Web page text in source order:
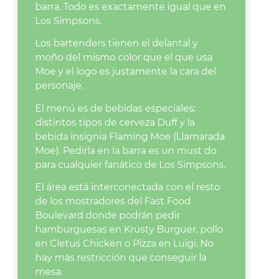
barra. Todo es exactamente igual que en
Los Simpsons.
Los bartenders tienen el delantal y
moño del mismo color que el que usa
Moe y el logo es justamente la cara del
personaje.
El menú es de bebidas especiales:
distintos tipos de cerveza Duff y la
bebida insignia Flaming Moe (Llamarada
Moe). Pedirla en la barra es un must do
para cualquier fanático de Los Simpsons.
El área está interconectada con el resto
de los mostradores del Fast Food
Boulevard donde podrán pedir
hamburguesas en Krusty Burguer, pollo
en Cletu´s Chicken o Pizza en Luigi. No
hay más restricción que conseguir la
mesa.